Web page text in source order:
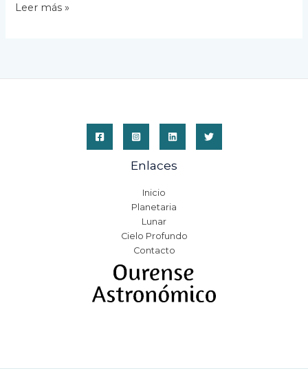
Sol
Leer más »
Enlaces
Inicio
Planetaria
Lunar
Cielo Profundo
Contacto